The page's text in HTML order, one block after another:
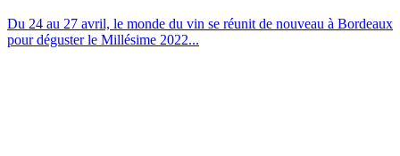
Du 24 au 27 avril, le monde du vin se réunit de nouveau à Bordeaux
pour déguster le Millésime 2022...